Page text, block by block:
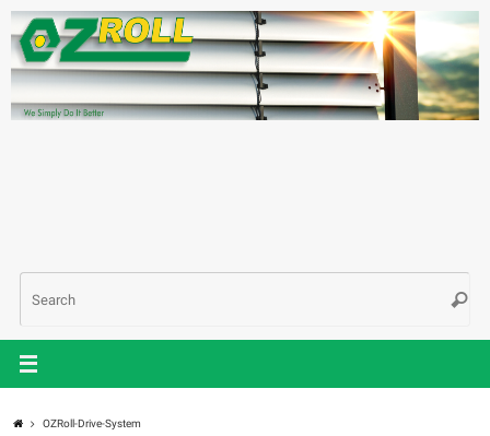
Skip
content
HomeOZRoll-Drive-System